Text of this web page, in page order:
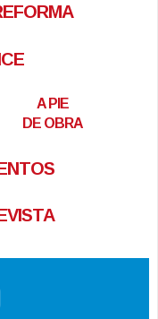
A PIE
DE OBRA